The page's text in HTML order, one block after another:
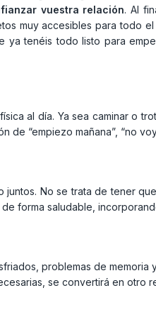
vuestra relación. Al
muy accesibles para todo
ya tenéis todo listo para
al día. Ya sea caminar o
de “empiezo mañana”, “no
No se trata de tener
forma saludable,
problemas de memoria
se convertirá en otro